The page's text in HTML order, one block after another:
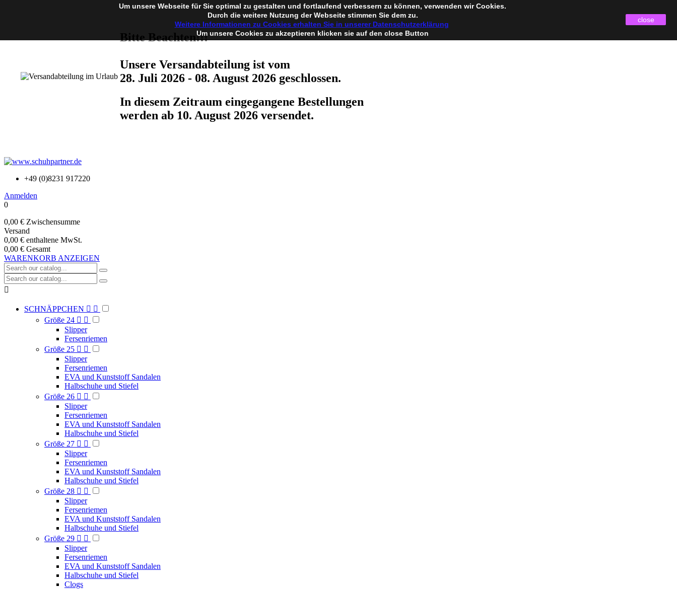
Bitte Beachten!!!
Unsere Versandabteilung ist vom
28. Juli 2026 - 08. August 2026 geschlossen.
In diesem Zeitraum eingegangene Bestellungen
werden ab 10. August 2026 versendet.
+49 (0)8231 917220
Anmelden
0
0,00 € Zwischensumme
Versand
0,00 € enthaltene MwSt.
0,00 € Gesamt
WARENKORB ANZEIGEN

SCHNÄPPCHEN  
Größe 24  
Slipper
Fersenriemen
Größe 25  
Slipper
Fersenriemen
EVA und Kunststoff Sandalen
Halbschuhe und Stiefel
Größe 26  
Slipper
Fersenriemen
EVA und Kunststoff Sandalen
Halbschuhe und Stiefel
Größe 27  
Slipper
Fersenriemen
EVA und Kunststoff Sandalen
Halbschuhe und Stiefel
Größe 28  
Slipper
Fersenriemen
EVA und Kunststoff Sandalen
Halbschuhe und Stiefel
Größe 29  
Slipper
Fersenriemen
EVA und Kunststoff Sandalen
Halbschuhe und Stiefel
Clogs
Um unsere Webseite für Sie optimal zu gestalten und fortlaufend verbessern zu können, verwenden wir Cookies.
Durch die weitere Nutzung der Webseite stimmen Sie dem zu.
Weitere Informationen zu Cookies erhalten Sie in unserer Datenschutzerklärung
Um unsere Cookies zu akzeptieren klicken sie auf den close Button
close